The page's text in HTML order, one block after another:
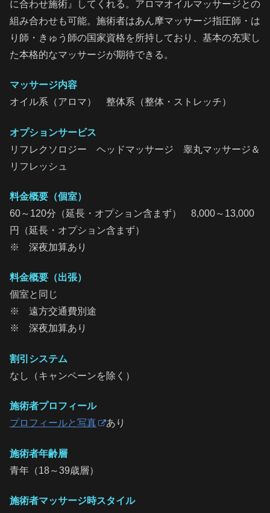
に合わせ施術』してくれる。アロマオイルマッサージとの
組み合わせも可能。施術者はあん摩マッサージ指圧師・は
り師・きゅう師の国家資格を所持しており、基本の充実し
た本格的なマッサージが期待できる。
マッサージ内容
オイル系（アロマ） 整体系（整体・ストレッチ）
オプションサービス
リフレクソロジー ヘッドマッサージ 睾丸マッサージ＆
リフレッシュ
料金概要（個室）
60～120分（延長・オプション含まず） 8,000～13,000
円（延長・オプション含まず）
※ 深夜加算あり
料金概要（出張）
個室と同じ
※ 遠方交通費別途
※ 深夜加算あり
割引システム
なし（キャンペーンを除く）
施術者プロフィール
プロフィールと写真
あり
施術者年齢層
青年（18～39歳層）
施術者マッサージ時スタイル